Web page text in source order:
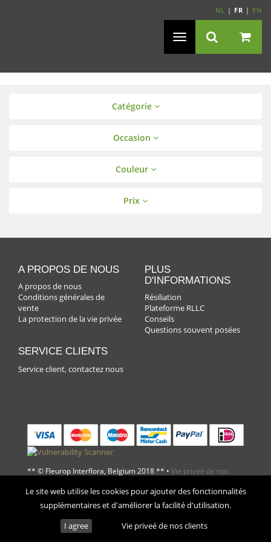
Le site web utilise les cookies pour ajouter des fonctionnalités
supplémentaires et d'améliorer la facilité d'utilisation.
I agree
Vie priveé de nos clients
NL | FR | EN
Navigation
Catégorie
Occasion
Couleur
Prix
A PROPOS DE NOUS
A propos de nous
Conditions générales de
vente
La protection de la vie privée
PLUS
D'INFORMATIONS
Résiliation
Plateforme RLLC
Conseils
Questions souvent posées
SERVICE CLIENTS
Service client, contactez nous
** © Fleurop Interflora, Belgium 2018 ** • Vie priveé de nos